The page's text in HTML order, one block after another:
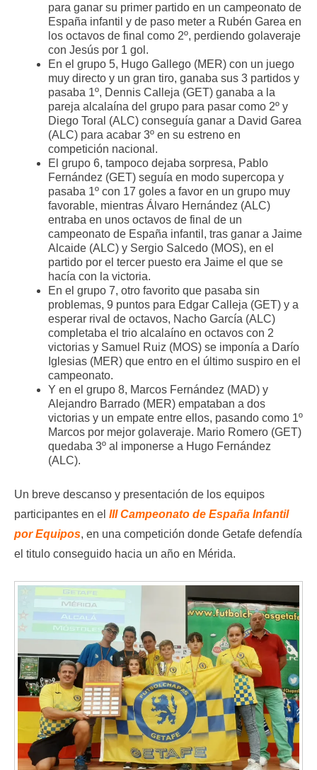
para ganar su primer partido en un campeonato de
España infantil y de paso meter a Rubén Garea en
los octavos de final como 2º, perdiendo golaveraje
con Jesús por 1 gol.
En el grupo 5, Hugo Gallego (MER) con un juego
muy directo y un gran tiro, ganaba sus 3 partidos y
pasaba 1º, Dennis Calleja (GET) ganaba a la
pareja alcalaína del grupo para pasar como 2º y
Diego Toral (ALC) conseguía ganar a David Garea
(ALC) para acabar 3º en su estreno en
competición nacional.
El grupo 6, tampoco dejaba sorpresa, Pablo
Fernández (GET) seguía en modo supercopa y
pasaba 1º con 17 goles a favor en un grupo muy
favorable, mientras Álvaro Hernández (ALC)
entraba en unos octavos de final de un
campeonato de España infantil, tras ganar a Jaime
Alcaide (ALC) y Sergio Salcedo (MOS), en el
partido por el tercer puesto era Jaime el que se
hacía con la victoria.
En el grupo 7, otro favorito que pasaba sin
problemas, 9 puntos para Edgar Calleja (GET) y a
esperar rival de octavos, Nacho García (ALC)
completaba el trio alcalaíno en octavos con 2
victorias y Samuel Ruiz (MOS) se imponía a Darío
Iglesias (MER) que entro en el último suspiro en el
campeonato.
Y en el grupo 8, Marcos Fernández (MAD) y
Alejandro Barrado (MER) empataban a dos
victorias y un empate entre ellos, pasando como 1º
Marcos por mejor golaveraje. Mario Romero (GET)
quedaba 3º al imponerse a Hugo Fernández
(ALC).
Un breve descanso y presentación de los equipos
participantes en el III Campeonato de España Infantil
por Equipos, en una competición donde Getafe defendía
el titulo conseguido hacia un año en Mérida.